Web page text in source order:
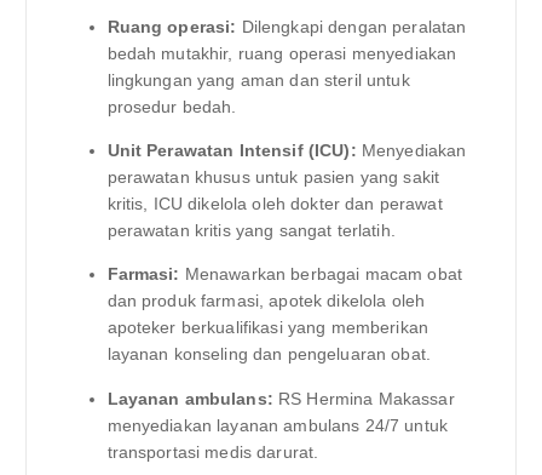
Ruang operasi: Dilengkapi dengan peralatan
bedah mutakhir, ruang operasi menyediakan
lingkungan yang aman dan steril untuk
prosedur bedah.
Unit Perawatan Intensif (ICU): Menyediakan
perawatan khusus untuk pasien yang sakit
kritis, ICU dikelola oleh dokter dan perawat
perawatan kritis yang sangat terlatih.
Farmasi: Menawarkan berbagai macam obat
dan produk farmasi, apotek dikelola oleh
apoteker berkualifikasi yang memberikan
layanan konseling dan pengeluaran obat.
Layanan ambulans: RS Hermina Makassar
menyediakan layanan ambulans 24/7 untuk
transportasi medis darurat.